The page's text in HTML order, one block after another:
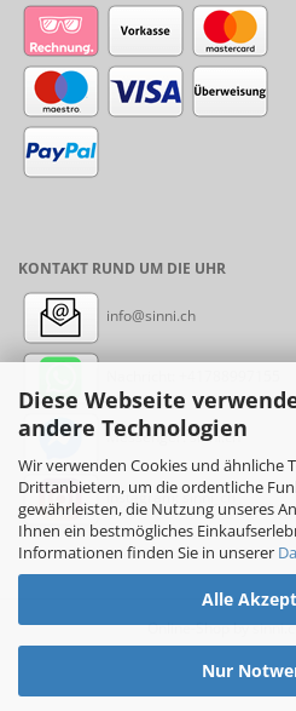
Diese Webseite
andere Technologien
Wir verwenden Cookies und ähnliche
Drittanbietern, um die ordentliche
gewährleisten, die Nutzung unseres
Ihnen ein bestmögliches
Informationen finden Sie in unserer
Alle
Nur
KONTAKT RUND UM DIE UHR
info@sinni.ch
Messenger: sinni.ch
Instagram: sinni_ch
Online-Shopby